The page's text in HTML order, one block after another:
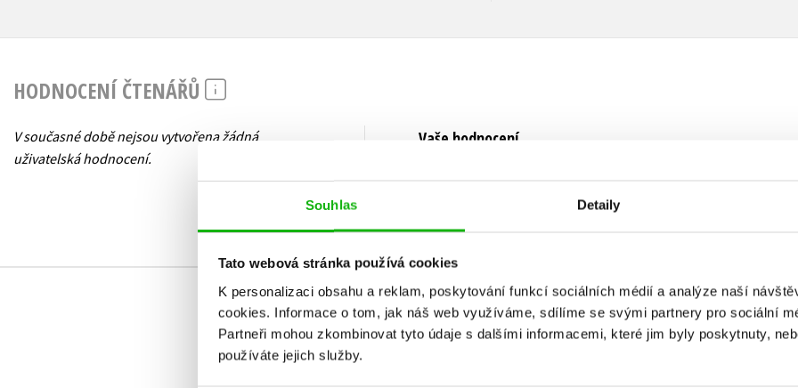
Souhlas Detaily
Tato webová stránka používá cookies
K personalizaci obsahu a reklam, poskytování funkcí sociálních médií a analýze naší
cookies. Informace o tom, jak náš web využíváme, sdílíme se svými partnery pro sociální
Partneři mohou zkombinovat tyto údaje s dalšími informacemi, které jim byly poskytnuty,
používáte jejich služby.
HODNOCENÍ ČTENÁŘŮ
V současné době nejsou vytvořena žádná
uživatelská hodnocení.
Vaše hodnocení
MOHLO BY VÁS TAKÉ ZAJÍMAT